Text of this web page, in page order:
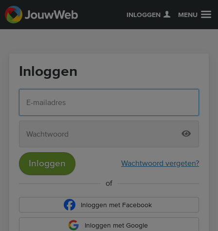
INLOGGEN MENU
Inloggen
Inloggen Wachtwoord vergeten?
of
Inloggen met Facebook
Inloggen met Google